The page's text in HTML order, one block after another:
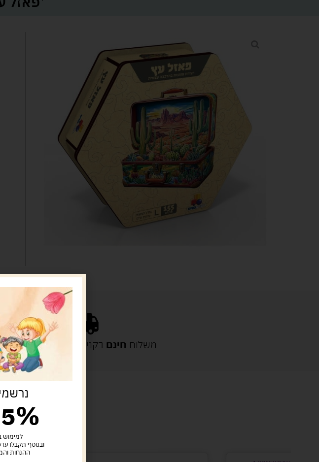
משלוח חינם בקנייה מעל 329 ש"ח
5% הנחה
למימוש
ובנוסף תקבלו
ההנחות